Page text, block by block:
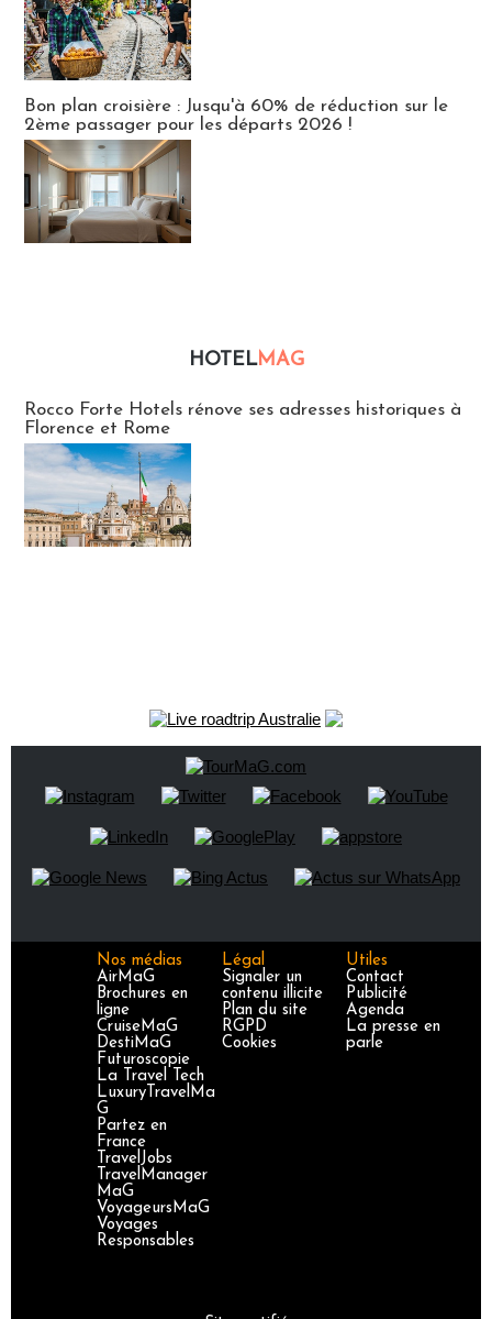
Bon plan croisière : Jusqu'à 60% de réduction sur le
2ème passager pour les départs 2026 !
HOTELMAG
Rocco Forte Hotels rénove ses adresses historiques à
Florence et Rome
Nos médias
AirMaG
Brochures en
ligne
CruiseMaG
DestiMaG
Futuroscopie
La Travel Tech
LuxuryTravelMa
G
Partez en
France
TravelJobs
TravelManager
MaG
VoyageursMaG
Voyages
Responsables
Légal
Signaler un
contenu illicite
Plan du site
RGPD
Cookies
Utiles
Contact
Publicité
Agenda
La presse en
parle